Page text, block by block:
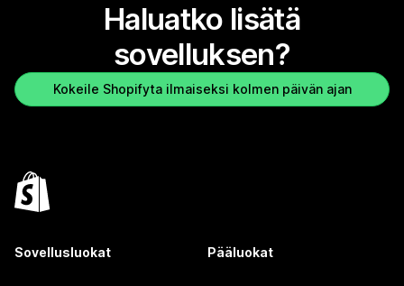
Haluatko lisätä
sovelluksen?
Kokeile Shopifyta ilmaiseksi kolmen päivän ajan
Sovellusluokat Pääluokat